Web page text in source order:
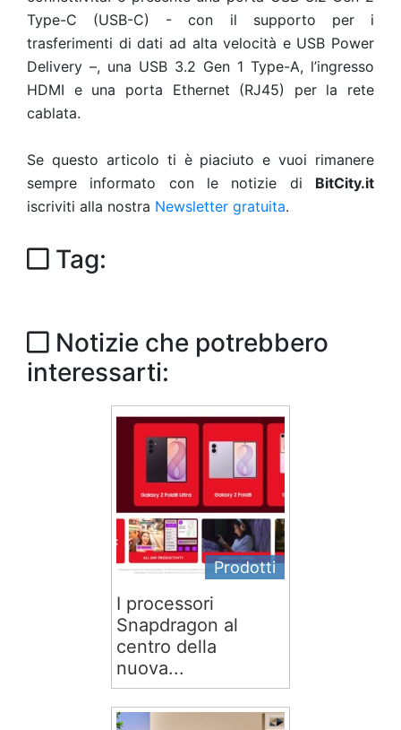
Type-C (USB-C) - con il supporto per i
trasferimenti di dati ad alta velocità e USB Power
Delivery –, una USB 3.2 Gen 1 Type-A, l’ingresso
HDMI e una porta Ethernet (RJ45) per la rete
cablata.
Se questo articolo ti è piaciuto e vuoi rimanere
sempre informato con le notizie di BitCity.it
iscriviti alla nostra Newsletter gratuita.
Tag:
Notizie che potrebbero
interessarti:
Prodotti
I processori
Snapdragon al
centro della
nuova...